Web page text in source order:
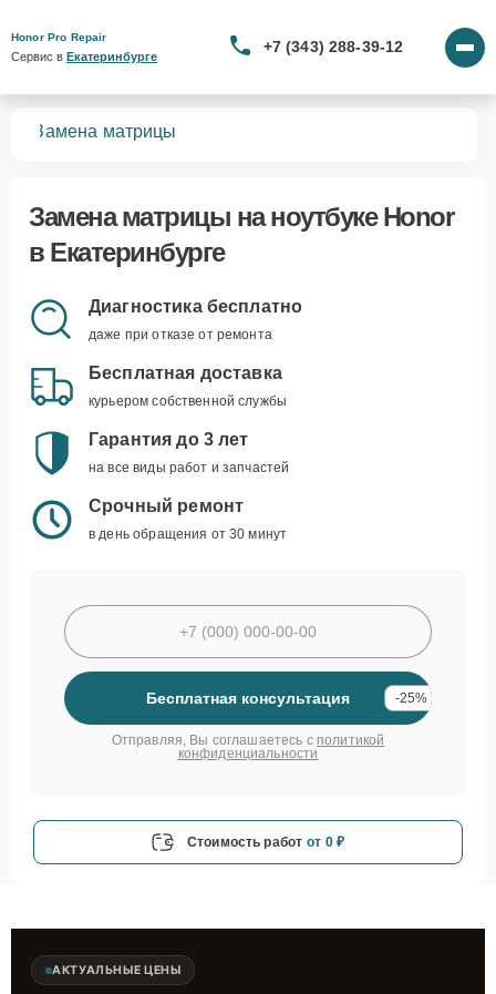
Honor Pro Repair
Сервис в Екатеринбурге
+7 (343) 288-39-12
Замена матрицы
Замена матрицы на ноутбуке Honor
в Екатеринбурге
Диагностика бесплатно
даже при отказе от ремонта
Бесплатная доставка
курьером собственной службы
Гарантия до 3 лет
на все виды работ и запчастей
Срочный ремонт
в день обращения от 30 минут
Бесплатная консультация -25%
Отправляя, Вы соглашаетесь с политикой
конфиденциальности
Стоимость работ от 0 ₽
АКТУАЛЬНЫЕ ЦЕНЫ